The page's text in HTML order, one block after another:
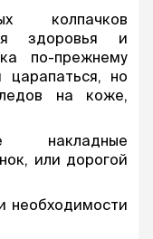
колпачков
здоровья и
по-прежнему
царапаться, но
на коже,
накладные
или дорогой
необходимости